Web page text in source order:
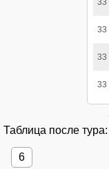
33
33
33
Таблица после тура:
6